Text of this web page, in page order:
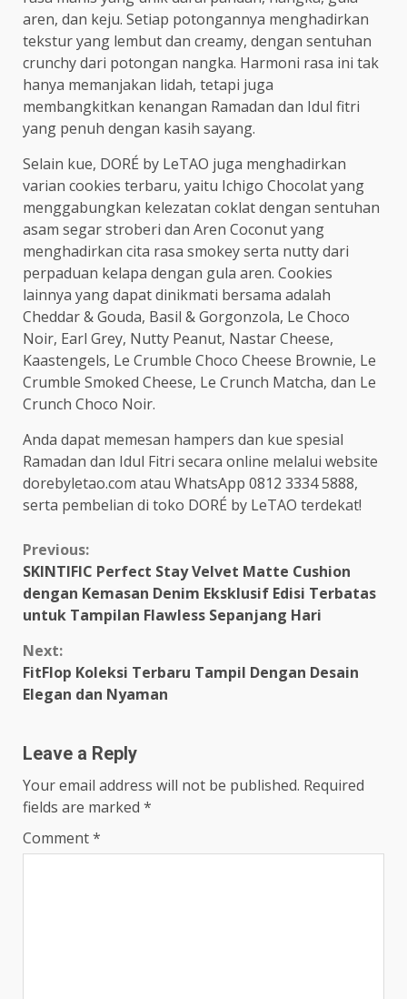
aren, dan keju. Setiap potongannya menghadirkan
tekstur yang lembut dan creamy, dengan sentuhan
crunchy dari potongan nangka. Harmoni rasa ini tak
hanya memanjakan lidah, tetapi juga
membangkitkan kenangan Ramadan dan Idul fitri
yang penuh dengan kasih sayang.
Selain kue, DORÉ by LeTAO juga menghadirkan
varian cookies terbaru, yaitu Ichigo Chocolat yang
menggabungkan kelezatan coklat dengan sentuhan
asam segar stroberi dan Aren Coconut yang
menghadirkan cita rasa smokey serta nutty dari
perpaduan kelapa dengan gula aren. Cookies
lainnya yang dapat dinikmati bersama adalah
Cheddar & Gouda, Basil & Gorgonzola, Le Choco
Noir, Earl Grey, Nutty Peanut, Nastar Cheese,
Kaastengels, Le Crumble Choco Cheese Brownie, Le
Crumble Smoked Cheese, Le Crunch Matcha, dan Le
Crunch Choco Noir.
Anda dapat memesan hampers dan kue spesial
Ramadan dan Idul Fitri secara online melalui website
dorebyletao.com atau WhatsApp 0812 3334 5888,
serta pembelian di toko DORÉ by LeTAO terdekat!
Continue
Reading
Previous:
SKINTIFIC Perfect Stay Velvet Matte Cushion
dengan Kemasan Denim Eksklusif Edisi Terbatas
untuk Tampilan Flawless Sepanjang Hari
Next:
FitFlop Koleksi Terbaru Tampil Dengan Desain
Elegan dan Nyaman
Leave a Reply
Your email address will not be published. Required
fields are marked *
Comment*